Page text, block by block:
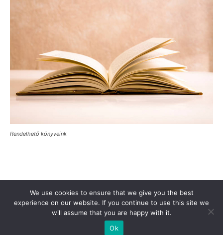
Rendelhető könyveink
Támogasd a Türkinfót! Kiadványaink
Médiaajánlat
Impresszum
Adatkezelési Tájékoztató ÁSZF
Alapítvány
Rólunk
Kapcsolat
© Turkinfo.hu 2020
We use cookies to ensure that we give you the best
experience on our website. If you continue to use this site we
will assume that you are happy with it.
Ok